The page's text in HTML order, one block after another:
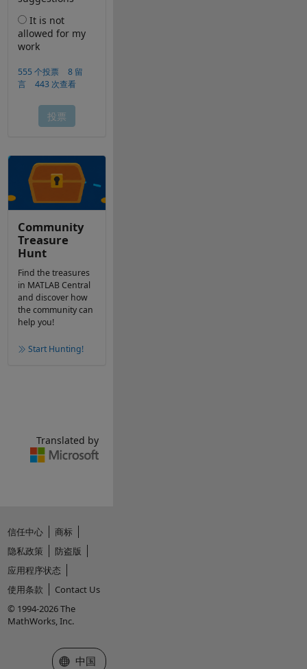
Community
Treasure
Hunt
Find the treasures
in MATLAB Central
and discover how
the community can
help you!
Start Hunting!
Translated by
信任中心
商标
隐私政策
防盗版
应用程序状态
使用条款
Contact Us
© 1994-2026 The
MathWorks, Inc.
选择网站
中国